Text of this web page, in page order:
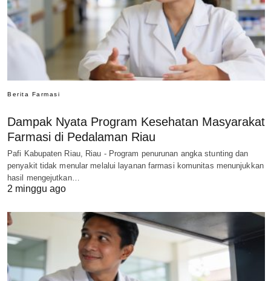
Berita Farmasi
Dampak Nyata Program Kesehatan Masyarakat
Farmasi di Pedalaman Riau
Pafi Kabupaten Riau, Riau - Program penurunan angka stunting dan
penyakit tidak menular melalui layanan farmasi komunitas menunjukkan
hasil mengejutkan…
2 minggu ago